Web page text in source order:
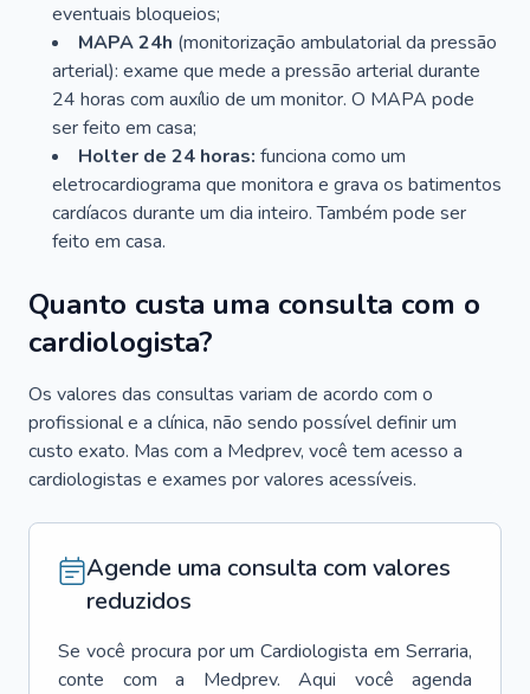
eventuais bloqueios;
MAPA 24h (monitorização ambulatorial da pressão
arterial): exame que mede a pressão arterial durante
24 horas com auxílio de um monitor. O MAPA pode
ser feito em casa;
Holter de 24 horas: funciona como um
eletrocardiograma que monitora e grava os batimentos
cardíacos durante um dia inteiro. Também pode ser
feito em casa.
Quanto custa uma consulta com o
cardiologista?
Os valores das consultas variam de acordo com o
profissional e a clínica, não sendo possível definir um
custo exato. Mas com a Medprev, você tem acesso a
cardiologistas e exames por valores acessíveis.
Agende uma consulta com valores
reduzidos
Se você procura por um Cardiologista em Serraria,
conte com a Medprev. Aqui você agenda